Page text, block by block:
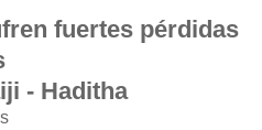
fuertes pérdidas
- Haditha